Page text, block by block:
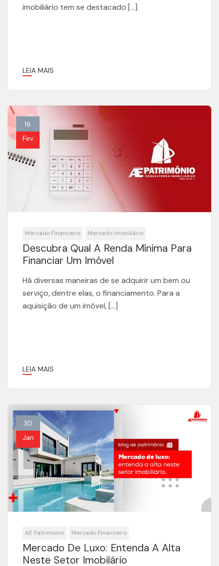
imobiliário tem se destacado […]
LEIA MAIS
16
Fev
Mercado Financeiro Mercado Imobiliário
Descubra Qual A Renda Mínima Para
Financiar Um Imóvel
Há diversas maneiras de se adquirir um bem ou
serviço, dentre elas, o financiamento. Para a
aquisição de um imóvel, […]
LEIA MAIS
30
Jan
AE Patrimonio Mercado Financeiro
Mercado De Luxo: Entenda A Alta
Neste Setor Imobilário